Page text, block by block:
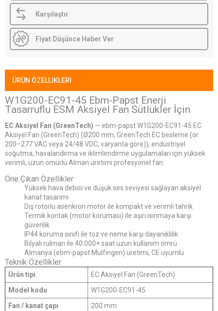
Karşılaştır
Fiyat Düşünce Haber Ver
ÜRÜN ÖZELLIKLERI
W1G200-EC91-45 Ebm-Papst Enerji
Tasarruflu ESM Aksiyel Fan Sütlükler İçin
EC Aksiyel Fan (GreenTech) — ebm-papst W1G200-EC91-45 EC
Aksiyel Fan (GreenTech) (Ø200 mm, GreenTech EC besleme (ör.
200–277 VAC veya 24/48 VDC, varyanta göre)); endüstriyel
soğutma, havalandırma ve iklimlendirme uygulamaları için yüksek
verimli, uzun ömürlü Alman üretimi profesyonel fan.
Öne Çıkan Özellikler
Yüksek hava debisi ve düşük ses seviyesi sağlayan aksiyel
kanat tasarımı
Dış rotorlu asenkron motor ile kompakt ve verimli tahrik
Termik kontak (motor koruması) ile aşırı ısınmaya karşı
güvenlik
IP44 koruma sınıfı ile toz ve neme karşı dayanıklılık
Bilyalı rulman ile 40.000+ saat uzun kullanım ömrü
Almanya (ebm-papst Mulfingen) üretimi, CE uyumlu
Teknik Özellikler
Ürün tipi
EC Aksiyel Fan (GreenTech)
Model kodu
W1G200-EC91-45
Fan / kanat çapı
200 mm